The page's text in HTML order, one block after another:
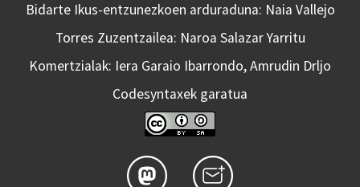
Bidarte Ikus-entzunezkoen arduraduna: Naia Vallejo
Torres Zuzentzailea: Naroa Salazar Yarritu
Komertzialak: Iera Garaio Ibarrondo, Amrudin Drljo
Codesyntaxek garatua